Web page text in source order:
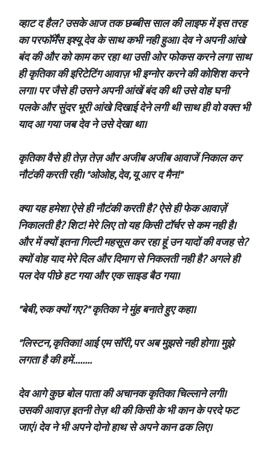
व्हाट द हैल? उसके आज तक छब्बीस साल की लाइफ में इस तरह
का परफॉर्मेंस इश्यू देव के साथ कभी नही हुआ। देव ने अपनी आंखे
बंद की और को काम कर रहा था उसी ओर फोकस करने लगा साथ
ही कृतिका की इरिटेटिंग आवाज़ भी इग्नोर करने की कोशिश करने
लगा। पर जैसे ही उसने अपनी आंखें बंद की थी उसे वोह घनी
पलके और सुंदर भूरी आंखे दिखाई देने लगी थी साथ ही वो वक्त भी
याद आ गया जब देव ने उसे देखा था।
कृतिका वैसे ही तेज़ तेज़ और अजीब अजीब आवाजें निकाल कर
नौटंकी करती रही। "ओओह, देव, यू आर द मैन!"
क्या यह हमेशा ऐसे ही नौटंकी करती है? ऐसे ही फेक आवाज़ें
निकालती है? शिट! मेरे लिए तो यह किसी टॉर्चर से कम नही है।
और में क्यों इतना गिल्टी महसूस कर रहा हूं उन यादों की वजह से?
क्यों वोह याद मेरे दिल और दिमाग से निकलती नही है? अगले ही
पल देव पीछे हट गया और एक साइड बैठ गया।
"बेबी, रुक क्यों गए?" कृतिका ने मुंह बनाते हुए कहा।
"लिस्टन, कृतिका! आई एम सॉरी, पर अब मुझसे नही होगा। मुझे
लगता है की हमें........
देव आगे कुछ बोल पाता की अचानक कृतिका चिल्लाने लगी।
उसकी आवाज़ इतनी तेज़ थी की किसी के भी कान के परदे फट
जाएं। देव ने भी अपने दोनो हाथ से अपने कान ढक लिए।